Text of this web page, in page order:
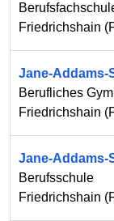
Friedrichshain (
Jane-Addams-
Berufliches
Friedrichshain (
Jane-Addams-
Berufsschule
Friedrichshain (